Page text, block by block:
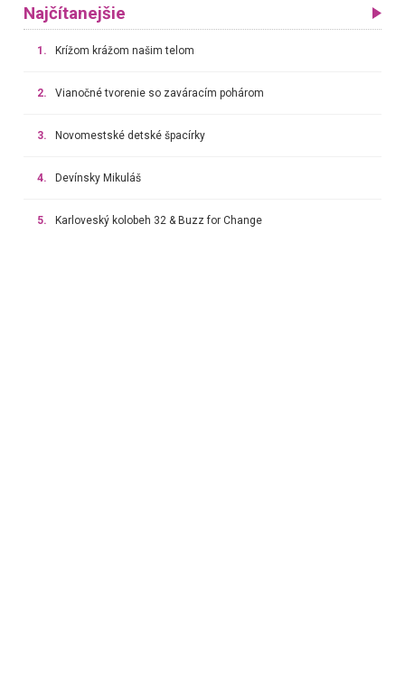
Najčítanejšie
1. Krížom krážom našim telom
2. Vianočné tvorenie so zaváracím pohárom
3. Novomestské detské špacírky
4. Devínsky Mikuláš
5. Karloveský kolobeh 32 & Buzz for Change